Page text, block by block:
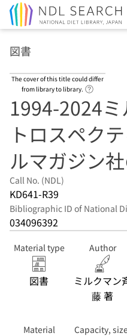
図書
The cover of this title could differ
from library to library.
1994-2024
トロスペク
ルマガジン
Call No. (NDL)
KD641-R39
Bibliographic ID of National
034096392
Material type
図書
Author
ミルクマン
藤 著
Material
Capacity,